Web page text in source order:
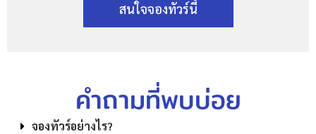
สนใจจองทัวร์นี้
คำถามที่พบบ่อย
จองทัวร์อย่างไร?